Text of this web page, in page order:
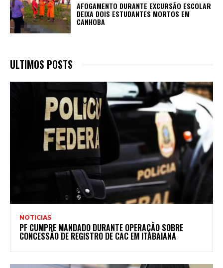
AFOGAMENTO DURANTE EXCURSÃO ESCOLAR
DEIXA DOIS ESTUDANTES MORTOS EM
CANHOBA
ULTIMOS POSTS
NOTICIAS
PF CUMPRE MANDADO DURANTE OPERAÇÃO SOBRE
CONCESSÃO DE REGISTRO DE CAC EM ITABAIANA